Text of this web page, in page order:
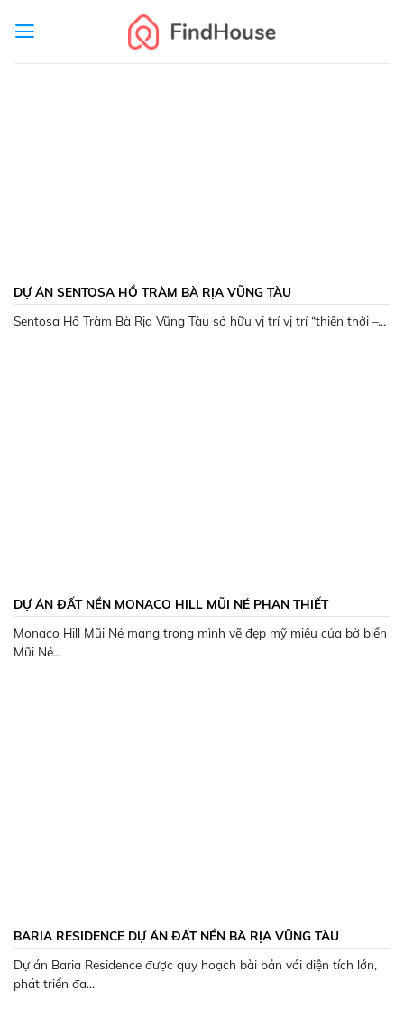
DỰ ÁN SENTOSA HỒ TRÀM BÀ RỊA VŨNG TÀU
Sentosa Hồ Tràm Bà Rịa Vũng Tàu sở hữu vị trí vị trí “thiên thời –...
DỰ ÁN ĐẤT NỀN MONACO HILL MŨI NÉ PHAN THIẾT
Monaco Hill Mũi Né mang trong mình vẽ đẹp mỹ miều của bờ biển
Mũi Né...
BARIA RESIDENCE DỰ ÁN ĐẤT NỀN BÀ RỊA VŨNG TÀU
Dự án Baria Residence được quy hoạch bài bản với diện tích lớn,
phát triển đa...